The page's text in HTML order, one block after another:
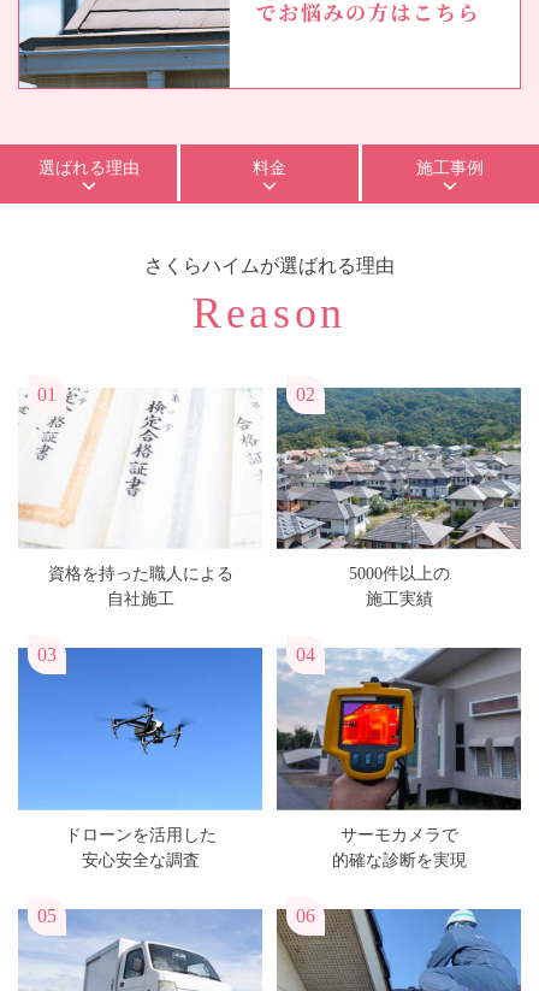
選ばれる理由 料金 施工事例
さくらハイムが選ばれる理由
Reason
01
資格を持った職人による
自社施工
02
5000件以上の
施工実績
03
ドローンを活用した
安心安全な調査
04
サーモカメラで
的確な診断を実現
05 06